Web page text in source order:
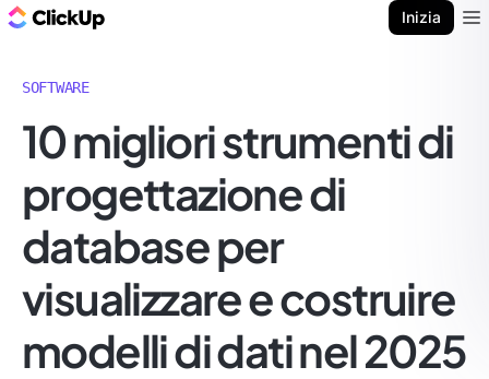
Inizia
SOFTWARE
10 migliori strumenti di
progettazione di
database per
visualizzare e costruire
modelli di dati nel 2025